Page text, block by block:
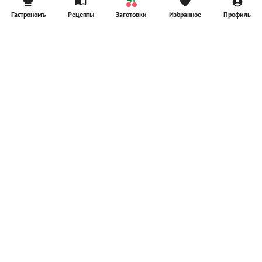
Гастрономъ Рецепты Заготовки Избранное Профиль